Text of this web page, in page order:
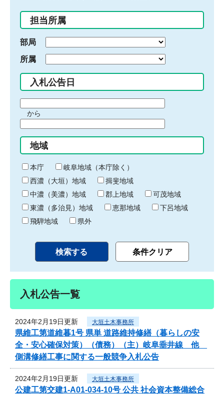
入
力
担当所属
部局
所属
入札公告日
間
始
り
から
間
終
わ
り
地域
本庁
岐阜地域（本庁除く）
西濃（大垣）地域
揖斐地域
中濃（美濃）地域
郡上地域
可茂地域
東濃（多治見）地域
恵那地域
下呂地域
飛騨地域
県外
入札公告一覧
2024年2月19日更新 大垣土木事務所
県維工第道維暮1号 県単 道路維持修繕（暮らしの安
全・安心確保対策）（債務）（主）岐阜垂井線 他
側溝修繕工事に関する一般競争入札公告
2024年2月19日更新 大垣土木事務所
公建工第交建1-A01-034-10号 公共 社会資本整備総合